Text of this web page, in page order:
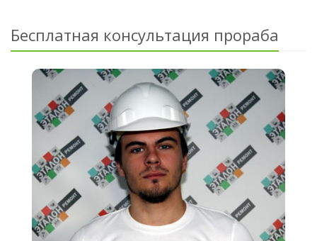
Бесплатная консультация прораба